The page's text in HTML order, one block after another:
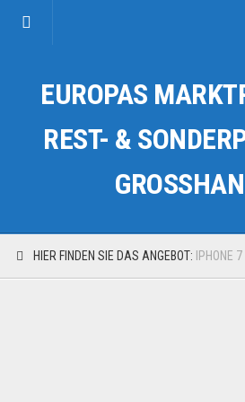
Kategorien
Auto & Motorrad
Fahrzeuge & Transport
EUROPAS
REST- &
HIER FINDEN SIE DAS ANGEBOT: IPHONE 7